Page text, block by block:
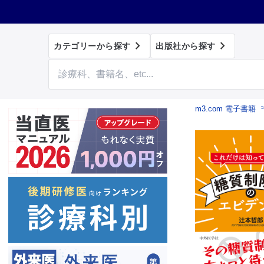
カテゴリーから探す  出版社から探す 
m3.com 電子書籍